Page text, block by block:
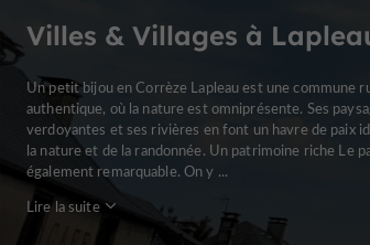
Villes & Villages à
Un petit bijou en Corrèze Lapleau est une commune
authentique, où la nature est omniprésente. Ses
verdoyantes et ses rivières en font un havre de paix
la nature et de la randonnée. Un patrimoine riche Le
également remarquable. On y ...
Lire la suite